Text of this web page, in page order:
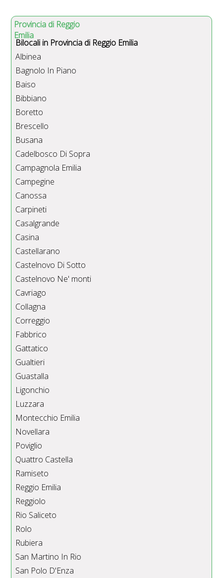
Provincia di Reggio
Emilia
Bilocali in Provincia di Reggio Emilia
Albinea
Bagnolo In Piano
Baiso
Bibbiano
Boretto
Brescello
Busana
Cadelbosco Di Sopra
Campagnola Emilia
Campegine
Canossa
Carpineti
Casalgrande
Casina
Castellarano
Castelnovo Di Sotto
Castelnovo Ne' monti
Cavriago
Collagna
Correggio
Fabbrico
Gattatico
Gualtieri
Guastalla
Ligonchio
Luzzara
Montecchio Emilia
Novellara
Poviglio
Quattro Castella
Ramiseto
Reggio Emilia
Reggiolo
Rio Saliceto
Rolo
Rubiera
San Martino In Rio
San Polo D'Enza